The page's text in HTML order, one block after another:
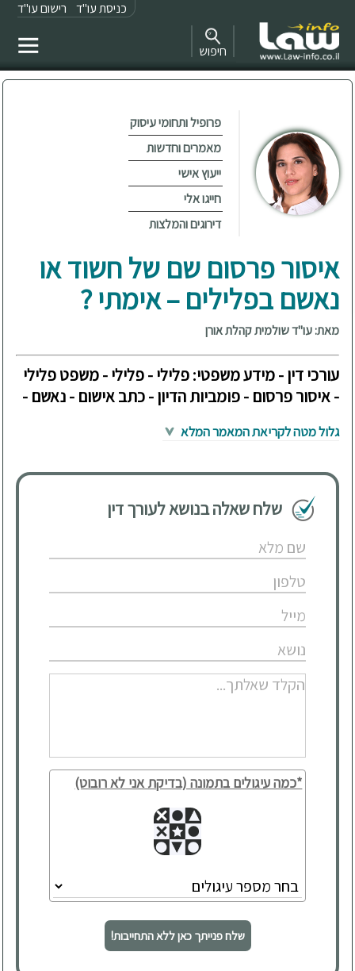
כניסת עו"ד רישום עו"ד
חיפוש
פרופיל ותחומי עיסוק
מאמרים וחדשות
ייעוץ אישי
חייגו אלי
דירוגים והמלצות
איסור פרסום שם של חשוד או
נאשם בפלילים – אימתי ?
מאת: עו"ד שולמית קהלת אורן
עורכי דין - מידע משפטי: פלילי - פלילי - משפט פלילי
- איסור פרסום - פומביות הדיון - כתב אישום - נאשם -
גלול מטה לקריאת המאמר המלא
שלח שאלה בנושא לעורך דין
*כמה עיגולים בתמונה (בדיקת אני לא רובוט)
שלח פנייתך כאן ללא התחייבות!